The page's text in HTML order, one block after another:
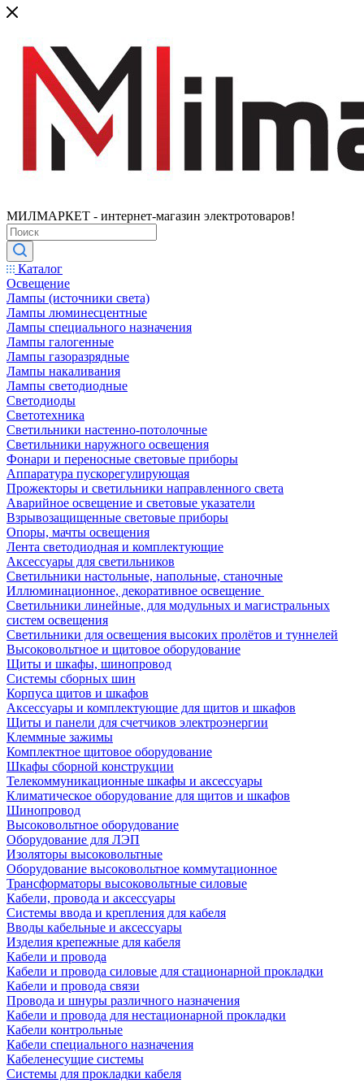
МИЛМАРКЕТ - интернет-магазин электротоваров!
Каталог
Освещение
Лампы (источники света)
Лампы люминесцентные
Лампы специального назначения
Лампы галогенные
Лампы газоразрядные
Лампы накаливания
Лампы светодиодные
Светодиоды
Светотехника
Светильники настенно-потолочные
Светильники наружного освещения
Фонари и переносные световые приборы
Аппаратура пускорегулирующая
Прожекторы и светильники направленного света
Аварийное освещение и световые указатели
Взрывозащищенные световые приборы
Опоры, мачты освещения
Лента светодиодная и комплектующие
Аксессуары для светильников
Светильники настольные, напольные, станочные
Иллюминационное, декоративное освещение
Светильники линейные, для модульных и магистральных
систем освещения
Светильники для освещения высоких пролётов и туннелей
Высоковольтное и щитовое оборудование
Щиты и шкафы, шинопровод
Системы сборных шин
Корпуса щитов и шкафов
Аксессуары и комплектующие для щитов и шкафов
Щиты и панели для счетчиков электроэнергии
Клеммные зажимы
Комплектное щитовое оборудование
Шкафы сборной конструкции
Телекоммуникационные шкафы и аксессуары
Климатическое оборудование для щитов и шкафов
Шинопровод
Высоковольтное оборудование
Оборудование для ЛЭП
Изоляторы высоковольтные
Оборудование высоковольтное коммутационное
Трансформаторы высоковольтные силовые
Кабели, провода и аксессуары
Системы ввода и крепления для кабеля
Вводы кабельные и аксессуары
Изделия крепежные для кабеля
Кабели и провода
Кабели и провода силовые для стационарной прокладки
Кабели и провода связи
Провода и шнуры различного назначения
Кабели и провода для нестационарной прокладки
Кабели контрольные
Кабели специального назначения
Кабеленесущие системы
Системы для прокладки кабеля